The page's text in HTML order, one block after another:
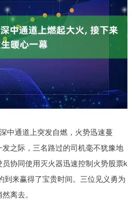
中通道上突发自燃，火势迅速蔓
之际，三名路过的司机毫不犹豫地
协同使用灭火器迅速控制火势股票k
到来赢得了宝贵时间。三位见义勇为
离去。